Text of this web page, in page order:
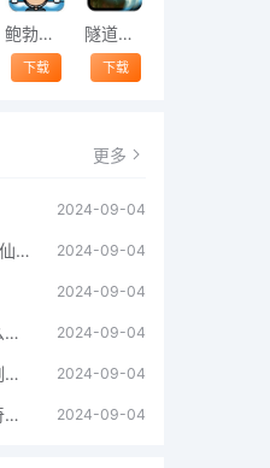
鲍勃的梦境
下载
隧道逃脱
下载
更多
2024-09-04
仙剑奇侠传4结局官方解释？仙剑四结局深度解析 2024-09-04
2024-09-04
魔兽世界怀旧服锻造分支怎么选择60年代分支选择推荐 2024-09-04
仙剑奇侠传4演员表曝光(仙剑奇侠传4人物详细信息) 2024-09-04
仙剑奇侠传4演员名单(仙剑奇侠传4四大主角) 2024-09-04